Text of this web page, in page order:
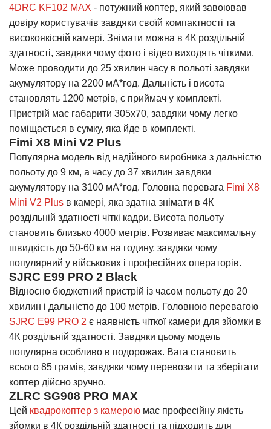
4DRC KF102 MAX - потужний коптер, який завоював
довіру користувачів завдяки своїй компактності та
високоякісній камері. Знімати можна в 4К роздільній
здатності, завдяки чому фото і відео виходять чіткими.
Може проводити до 25 хвилин часу в польоті завдяки
акумулятору на 2200 мА*год. Дальність і висота
становлять 1200 метрів, є приймач у комплекті.
Пристрій має габарити 305х70, завдяки чому легко
поміщається в сумку, яка йде в комплекті.
Fimi X8 Mini V2 Plus
Популярна модель від надійного виробника з дальністю
польоту до 9 км, а часу до 37 хвилин завдяки
акумулятору на 3100 мА*год. Головна перевага Fimi X8
Mini V2 Plus в камері, яка здатна знімати в 4К
роздільній здатності чіткі кадри. Висота польоту
становить близько 4000 метрів. Розвиває максимальну
швидкість до 50-60 км на годину, завдяки чому
популярний у військових і професійних операторів.
SJRC E99 PRO 2 Black
Відносно бюджетний пристрій із часом польоту до 20
хвилин і дальністю до 100 метрів. Головною перевагою
SJRC E99 PRO 2 є наявність чіткої камери для зйомки в
4К роздільній здатності. Завдяки цьому модель
популярна особливо в подорожах. Вага становить
всього 85 грамів, завдяки чому перевозити та зберігати
коптер дійсно зручно.
ZLRC SG908 PRO MAX
Цей квадрокоптер з камерою має професійну якість
зйомки в 4К роздільній здатності та підходить для